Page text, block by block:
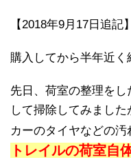
【2018年9月17日追記】
購入してから半年近く
先日、荷室の整理を
して掃除してみまし
カーのタイヤなどの汚
トレイルの荷室自